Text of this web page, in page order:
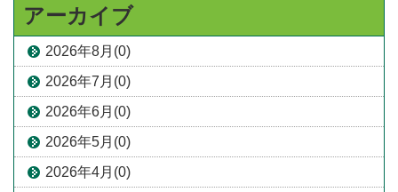
アーカイブ
2026年8月(0)
2026年7月(0)
2026年6月(0)
2026年5月(0)
2026年4月(0)